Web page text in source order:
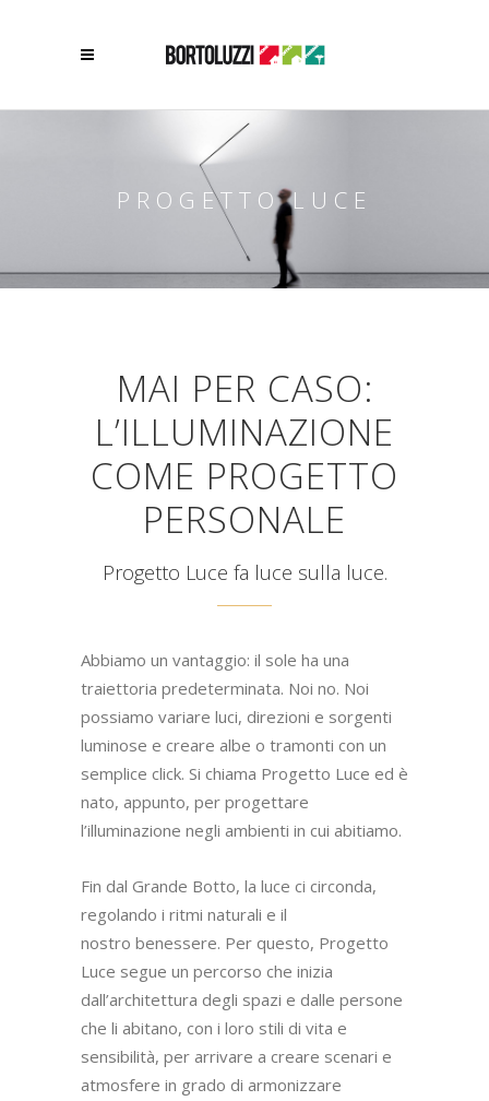
PROGETTO LUCE
MAI PER CASO:
L’ILLUMINAZIONE
COME PROGETTO
PERSONALE
Progetto Luce fa luce sulla luce.
Abbiamo un vantaggio: il sole ha una
traiettoria predeterminata. Noi no. Noi
possiamo variare luci, direzioni e sorgenti
luminose e creare albe o tramonti con un
semplice click. Si chiama Progetto Luce ed è
nato, appunto, per progettare
l’illuminazione negli ambienti in cui abitiamo.
Fin dal Grande Botto, la luce ci circonda,
regolando i ritmi naturali e il
nostro benessere. Per questo, Progetto
Luce segue un percorso che inizia
dall’architettura degli spazi e dalle persone
che li abitano, con i loro stili di vita e
sensibilità, per arrivare a creare scenari e
atmosfere in grado di armonizzare